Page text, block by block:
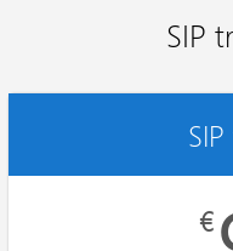
SIP
€